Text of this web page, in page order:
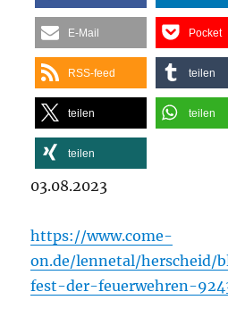
E-Mail Pocket
RSS-feed teilen
teilen teilen
teilen
03.08.2023
https://www.come-
on.de/lennetal/herscheid/
fest-der-feuerwehren-